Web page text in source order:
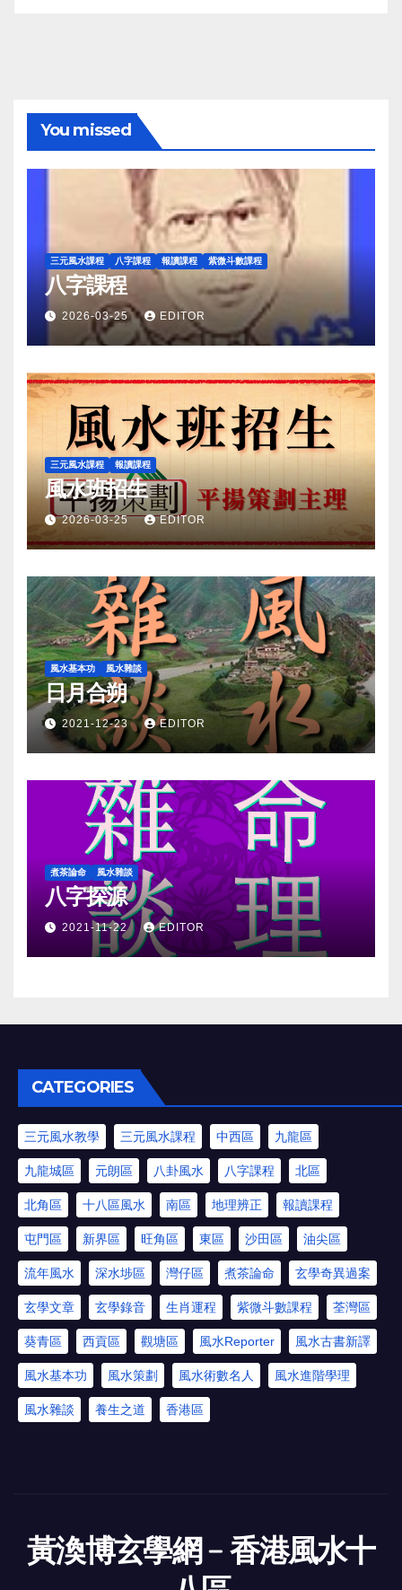
You missed
三元風水課程 八字課程 報讀課程 紫微斗數課程
八字課程
2026-03-25 EDITOR
三元風水課程 報讀課程
風水班招生
2026-03-25 EDITOR
風水基本功 風水雜談
日月合朔
2021-12-23 EDITOR
煮茶論命 風水雜談
八字探源
2021-11-22 EDITOR
CATEGORIES
三元風水教學 三元風水課程 中西區 九龍區
九龍城區 元朗區 八卦風水 八字課程 北區
北角區 十八區風水 南區 地理辨正 報讀課程
屯門區 新界區 旺角區 東區 沙田區 油尖區
流年風水 深水埗區 灣仔區 煮茶論命 玄學奇異過案
玄學文章 玄學錄音 生肖運程 紫微斗數課程 荃灣區
葵青區 西貢區 觀塘區 風水Reporter 風水古書新譯
風水基本功 風水策劃 風水術數名人 風水進階學理
風水雜談 養生之道 香港區
黃渙博玄學網﹣香港風水十